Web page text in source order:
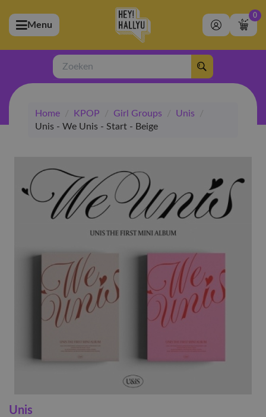
(Artiesten)
(Merchandise)
(Exclusive)
(Winkel)
Menu
0
Zoeken
Home / KPOP / Girl Groups / Unis
/
Unis - We Unis - Start - Beige
Unis